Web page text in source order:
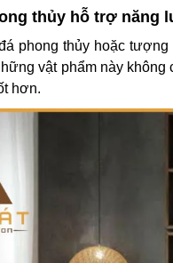
thủy hỗ trợ năng
phong thủy hoặc
vật phẩm này
hơn.